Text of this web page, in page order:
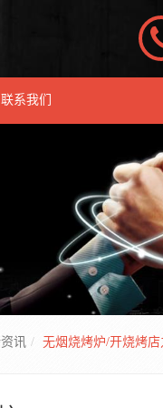
联系我们
讯 无烟烧烤炉/开烧烤